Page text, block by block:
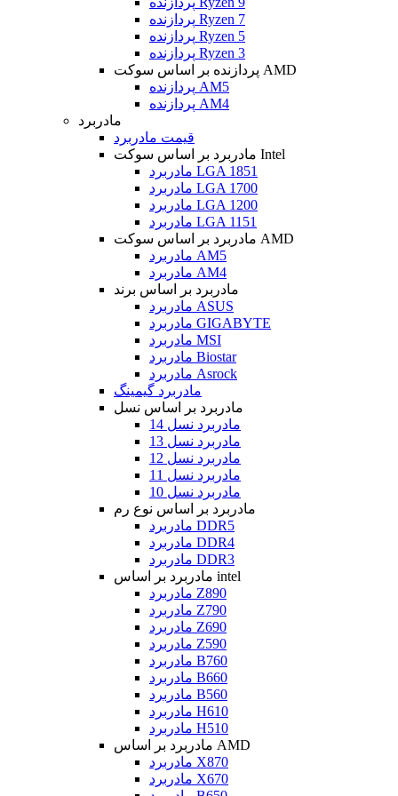
پردازنده Ryzen 7
پردازنده Ryzen 5
پردازنده Ryzen 3
پردازنده بر اساس سوکت AMD
پردازنده AM5
پردازنده AM4
مادربرد
قیمت مادربرد
مادربرد بر اساس سوکت Intel
مادربرد LGA 1851
مادربرد LGA 1700
مادربرد LGA 1200
مادربرد LGA 1151
مادربرد بر اساس سوکت AMD
مادربرد AM5
مادربرد AM4
مادربرد بر اساس برند
مادربرد ASUS
مادربرد GIGABYTE
مادربرد MSI
مادربرد Biostar
مادربرد Asrock
مادربرد گیمینگ
مادربرد بر اساس نسل
مادربرد نسل 14
مادربرد نسل 13
مادربرد نسل 12
مادربرد نسل 11
مادربرد نسل 10
مادربرد بر اساس نوع رم
مادربرد DDR5
مادربرد DDR4
مادربرد DDR3
مادربرد بر اساس intel
مادربرد Z890
مادربرد Z790
مادربرد Z690
مادربرد Z590
مادربرد B760
مادربرد B660
مادربرد B560
مادربرد H610
مادربرد H510
مادربرد بر اساس AMD
مادربرد X870
مادربرد X670